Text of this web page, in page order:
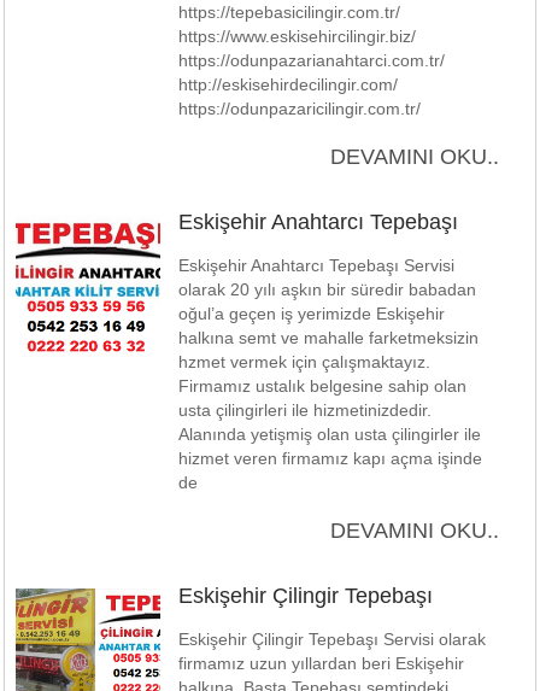
https://tepebasicilingir.com.tr/
https://www.eskisehircilingir.biz/
https://odunpazarianahtarci.com.tr/
http://eskisehirdecilingir.com/
https://odunpazaricilingir.com.tr/
DEVAMINI OKU..
Eskişehir Anahtarcı Tepebaşı
Eskişehir Anahtarcı Tepebaşı Servisi
olarak 20 yılı aşkın bir süredir babadan
oğul’a geçen iş yerimizde Eskişehir
halkına semt ve mahalle farketmeksizin
hzmet vermek için çalışmaktayız.
Firmamız ustalık belgesine sahip olan
usta çilingirleri ile hizmetinizdedir.
Alanında yetişmiş olan usta çilingirler ile
hizmet veren firmamız kapı açma işinde
de
DEVAMINI OKU..
Eskişehir Çilingir Tepebaşı
Eskişehir Çilingir Tepebaşı Servisi olarak
firmamız uzun yıllardan beri Eskişehir